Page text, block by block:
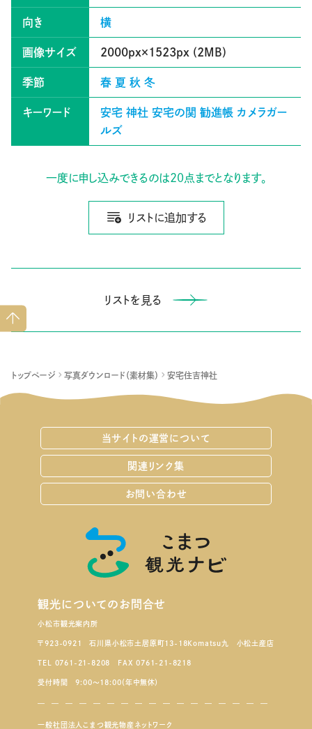
トップページ 写真ダウンロード（素材集） 安宅住吉神社
向き 横
画像サイズ 2000px×1523px (2MB)
季節 春 夏 秋 冬
キーワード 安宅 神社 安宅の関 勧進帳 カメラガー
ルズ
一度に申し込みできるのは20点までとなります。
リストに追加する
リストを見る
ペー
ジト
ップ
当サイトの運営について
関連リンク集
お問い合わせ
観光についてのお問合せ
小松市観光案内所
〒923-0921 石川県小松市土居原町13-18Komatsu九 小松土産店
TEL 0761-21-8208 FAX 0761-21-8218
受付時間 9:00～18:00（年中無休）
一般社団法人こまつ観光物産ネットワーク